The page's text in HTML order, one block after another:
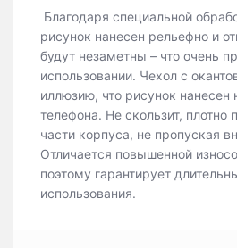
Благодаря специальной
рисунок нанесен рельефно и
будут незаметны – что очень
использовании. Чехол с
иллюзию, что рисунок нанесен
телефона. Не скользит, плотно
части корпуса, не пропуская
Отличается повышенной
поэтому гарантирует
использования.